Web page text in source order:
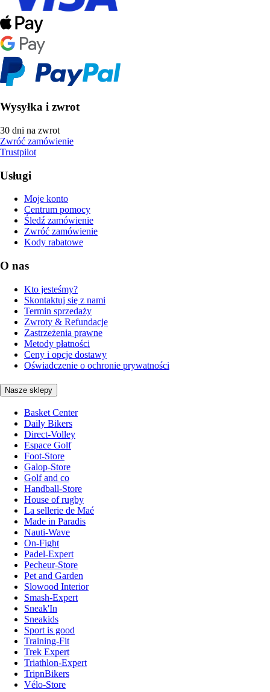
Wysyłka i zwrot
30 dni na zwrot
Zwróć zamówienie
Trustpilot
Usługi
Moje konto
Centrum pomocy
Śledź zamówienie
Zwróć zamówienie
Kody rabatowe
O nas
Kto jesteśmy?
Skontaktuj się z nami
Termin sprzedaży
Zwroty & Refundacje
Zastrzeżenia prawne
Metody płatności
Ceny i opcje dostawy
Oświadczenie o ochronie prywatności
Nasze sklepy
Basket Center
Daily Bikers
Direct-Volley
Espace Golf
Foot-Store
Galop-Store
Golf and co
Handball-Store
House of rugby
La sellerie de Maé
Made in Paradis
Nauti-Wave
On-Fight
Padel-Expert
Pecheur-Store
Pet and Garden
Slowood Interior
Smash-Expert
Sneak'In
Sneakids
Sport is good
Training-Fit
Trek Expert
Triathlon-Expert
TripnBikers
Vélo-Store